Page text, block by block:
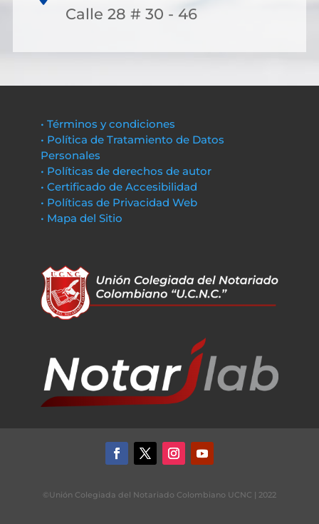
Calle 28 # 30 - 46
• Términos y condiciones
• Política de Tratamiento de Datos
Personales
• Políticas de derechos de autor
• Certificado de Accesibilidad
• Políticas de Privacidad Web
• Mapa del Sitio
©Unión Colegiada del Notariado Colombiano UCNC | 2022